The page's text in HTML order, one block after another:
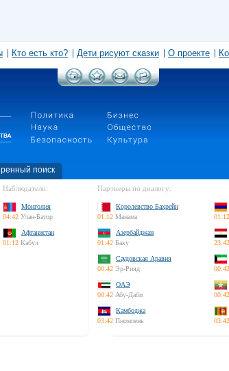
Кто есть кто? Дети рисуют сказки О проекте
поиск
Наблюдатели:
Монголия
04:42 Улан-Батор
Афганистан
01:12 Кабул
Партнеры по диалогу:
Королевство Бахрейн
01:12 Манама
01:12
Азербайджан
01:42 Баку
23:42
Саудовская Аравия
00:42 Эр-Рияд
00:42
ОАЭ
00:42 Абу-Даби
00:42
Камбоджа
03:42 Пномпень
03:42